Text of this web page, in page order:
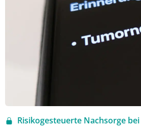
Risikogesteuerte Nachsorge